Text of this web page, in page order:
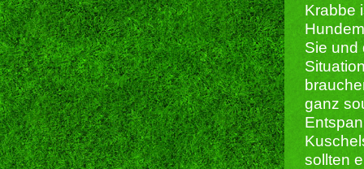
Krabbe
Sie und
ganz
sollten